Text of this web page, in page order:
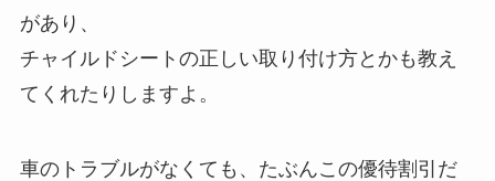
があり、
チャイルドシートの正しい取り付け方とかも教え
てくれたりしますよ。
車のトラブルがなくても、たぶんこの優待割引だ